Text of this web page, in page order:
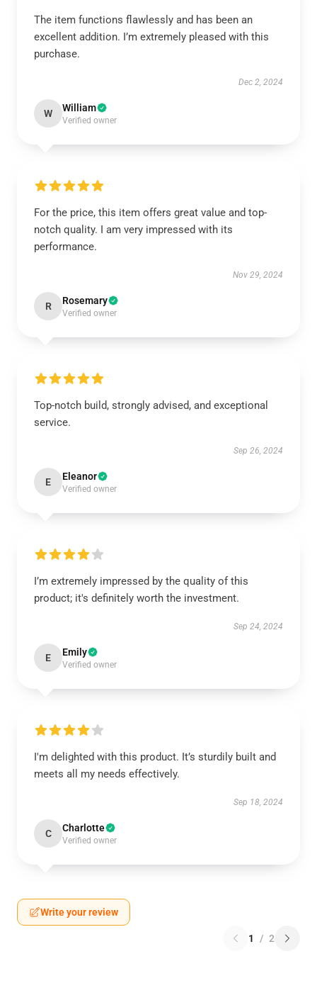
The item functions flawlessly and has been an
excellent addition. I’m extremely pleased with this
purchase.
Dec 2, 2024
W William
Verified owner
For the price, this item offers great value and top-
notch quality. I am very impressed with its
performance.
Nov 29, 2024
R Rosemary
Verified owner
Top-notch build, strongly advised, and exceptional
service.
Sep 26, 2024
E Eleanor
Verified owner
I’m extremely impressed by the quality of this
product; it's definitely worth the investment.
Sep 24, 2024
E Emily
Verified owner
I'm delighted with this product. It’s sturdily built and
meets all my needs effectively.
Sep 18, 2024
C Charlotte
Verified owner
Write your review
1 / 2